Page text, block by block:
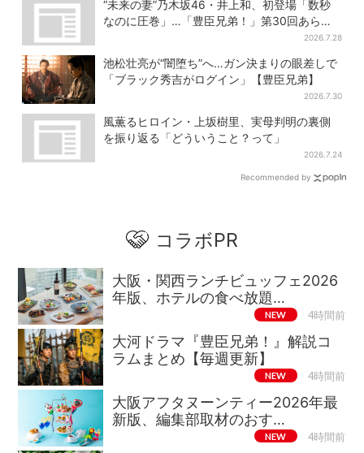
“未来の妻”乃木坂46・井上和、初登場「数秒
なのに圧巻」…「豊臣兄弟！」第30回あらす
2026.7.28
池松壮亮が“闇堕ち”へ…ガン決まりの眼差しで
「ブラック秀吉がログイン」【豊臣兄弟】
2026.7.30
風薫るヒロイン・上坂樹里、実母判明の裏側
を振り返る「どういうこと？って」
2026.7.24
Recommended by
コラボPR
大阪・関西ランチビュッフェ2026
年版、ホテルの食べ放題…
NEW 4時間前
大河ドラマ『豊臣兄弟！』解説コ
ラムまとめ【毎週更新】
NEW 4時間前
大阪アフタヌーンティー2026年最
新版、編集部取材のおす…
NEW 4時間前